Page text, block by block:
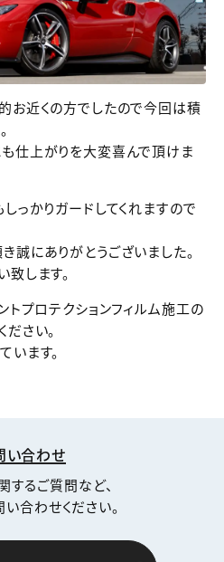
お近くの方でしたので今回は積
仕上がりを大変喜んで頂けま
っかりガードしてくれますので
誠にありがとうございました。
します。
プロテクションフィルム施工の
さい。
います。
い合わせ
するご質問など、
合わせください。